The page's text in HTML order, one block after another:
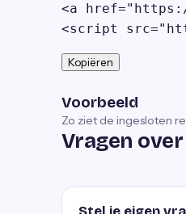
<a href="https://
<script
Kopiëren
Voorbeeld
Zo ziet de ingesloten
Vragen